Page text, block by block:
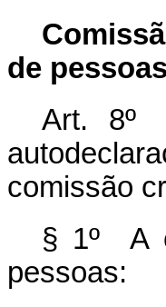
de
Art. 8º
comissão
§ 1º A
pessoas: